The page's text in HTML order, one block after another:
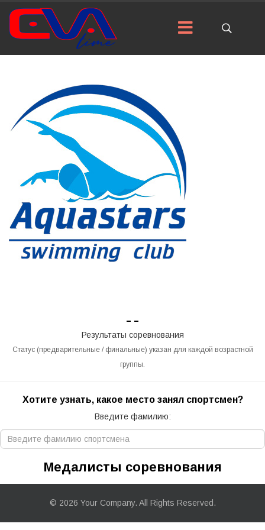
– –
Результаты соревнования
Статус (предварительные / финальные) указан для каждой возрастной
группы.
Хотите узнать, какое место занял спортсмен?
Введите фамилию:
Медалисты соревнования
© 2026 Your Company. All Rights Reserved.